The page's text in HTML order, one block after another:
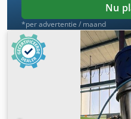
Nu
*per advertentie / maand